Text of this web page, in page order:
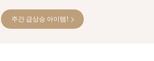
주간 급상승 아이템!